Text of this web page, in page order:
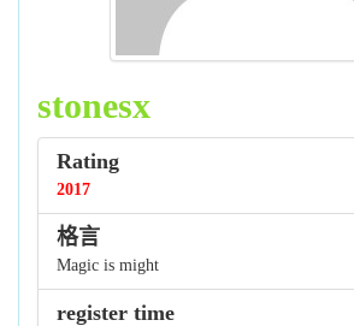
stonesx
Rating
2017
格言
Magic is might
register time